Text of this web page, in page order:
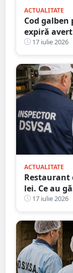
ACTUALITATE
Cod
expiră
17 iulie 2026
ACTUALITATE
Restaurant
lei. Ce au
17 iulie 2026